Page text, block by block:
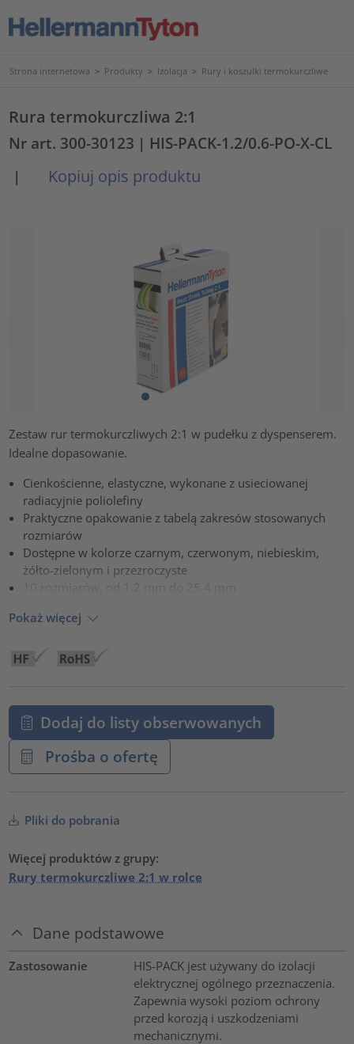
Strona internetowa > Produkty > Izolacja > Rury i koszulki termokurczliwe
Rura termokurczliwa 2:1
Nr art. 300-30123 | HIS-PACK-1.2/0.6-PO-X-CL
|
Kopiuj opis produktu
Zestaw rur termokurczliwych 2:1 w pudełku z dyspenserem.
Idealne dopasowanie.
Cienkościenne, elastyczne, wykonane z usieciowanej
radiacyjnie poliolefiny
Praktyczne opakowanie z tabelą zakresów stosowanych
rozmiarów
Dostępne w kolorze czarnym, czerwonym, niebieskim,
żółto-zielonym i przezroczyste
Pokaż więcej
Dodaj do listy obserwowanych
Prośba o ofertę
Pliki do pobrania
Więcej produktów z grupy:
Rury termokurczliwe 2:1 w rolce
Dane podstawowe
Zastosowanie
HIS-PACK jest używany do izolacji
elektrycznej ogólnego przeznaczenia.
Zapewnia wysoki poziom ochrony
przed korozją i uszkodzeniami
mechanicznymi.